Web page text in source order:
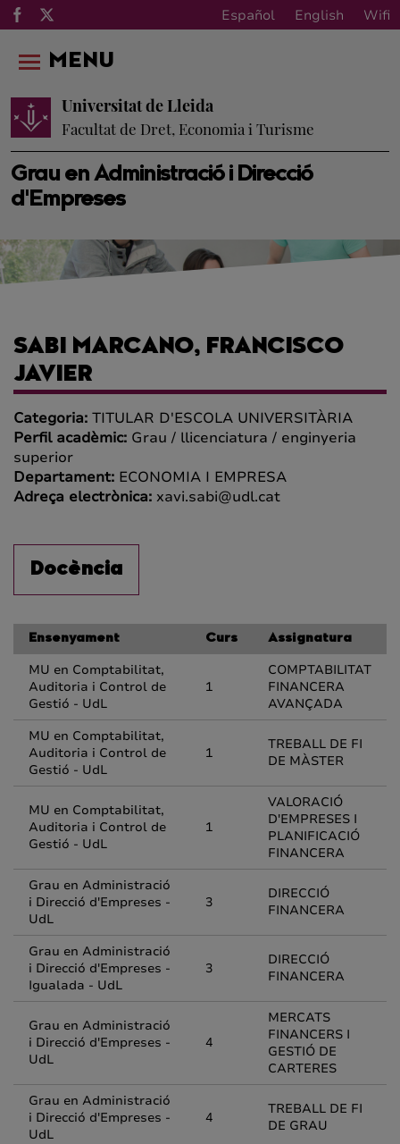
Español English Wifi
Grau en Administració i Direcció
d'Empreses
Universitat de Lleida
Facultat de Dret, Economia i Turisme
MENU
SABI MARCANO, FRANCISCO
JAVIER
Categoria: TITULAR D'ESCOLA UNIVERSITÀRIA
Perfil acadèmic: Grau / llicenciatura / enginyeria
superior
Departament: ECONOMIA I EMPRESA
Adreça electrònica: xavi.sabi@udl.cat
Docència
Ensenyament Curs Assignatura
MU en Comptabilitat,
Auditoria i Control de
Gestió - UdL
1
COMPTABILITAT
FINANCERA
AVANÇADA
MU en Comptabilitat,
Auditoria i Control de
Gestió - UdL
1
TREBALL DE FI
DE MÀSTER
MU en Comptabilitat,
Auditoria i Control de
Gestió - UdL
1
VALORACIÓ
D'EMPRESES I
PLANIFICACIÓ
FINANCERA
Grau en Administració
i Direcció d'Empreses -
UdL
3
DIRECCIÓ
FINANCERA
Grau en Administració
i Direcció d'Empreses -
Igualada - UdL
3
DIRECCIÓ
FINANCERA
Grau en Administració
i Direcció d'Empreses -
UdL
4
MERCATS
FINANCERS I
GESTIÓ DE
CARTERES
Grau en Administració
i Direcció d'Empreses -
UdL
4
TREBALL DE FI
DE GRAU